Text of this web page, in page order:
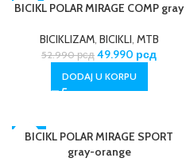
-6%
BICIKL POLAR MIRAGE COMP gray
BICIKLIZAM, BICIKLI, MTB
52.990рсд 49.990 рсд
DODAJ U KORPU
-14%
BICIKL POLAR MIRAGE SPORT
gray-orange